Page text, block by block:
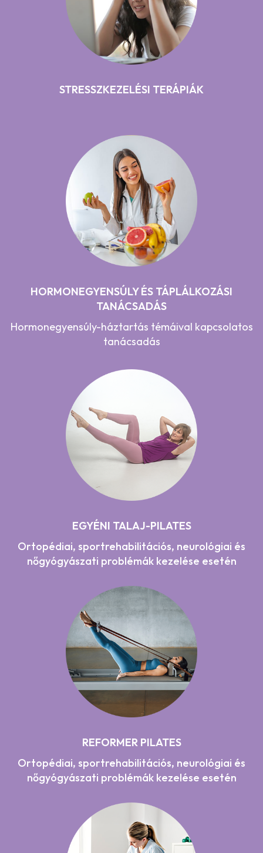
STRESSZKEZELÉSI TERÁPIÁK
HORMONEGYENSÚLY ÉS TÁPLÁLKOZÁSI
TANÁCSADÁS
Hormonegyensúly-háztartás témáival kapcsolatos
tanácsadás
EGYÉNI TALAJ-PILATES
Ortopédiai, sportrehabilitációs, neurológiai és
nőgyógyászati problémák kezelése esetén
REFORMER PILATES
Ortopédiai, sportrehabilitációs, neurológiai és
nőgyógyászati problémák kezelése esetén